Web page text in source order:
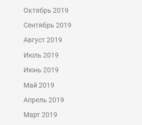
Октябрь 2019
Сентябрь 2019
Август 2019
Июль 2019
Июнь 2019
Май 2019
Апрель 2019
Март 2019